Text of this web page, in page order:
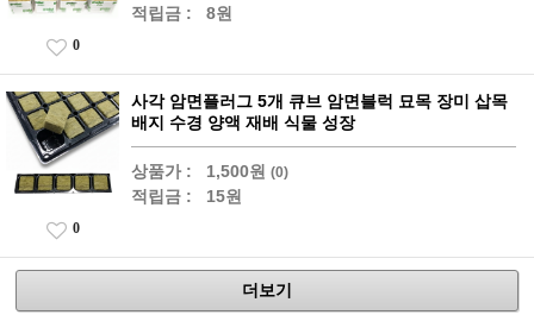
적립금 : 8원
0
사각 암면플러그 5개 큐브 암면블럭 묘목 장미 삽목
배지 수경 양액 재배 식물 성장
상품가 : 1,500원 (0)
적립금 : 15원
0
더보기